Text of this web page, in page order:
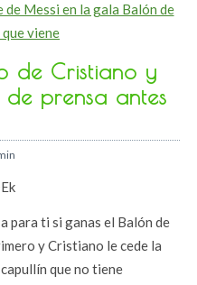
de Messi en la gala Balón de
viene
de Cristiano y
prensa antes
para ti si ganas el Balón de
y Cristiano le cede la
que no tiene